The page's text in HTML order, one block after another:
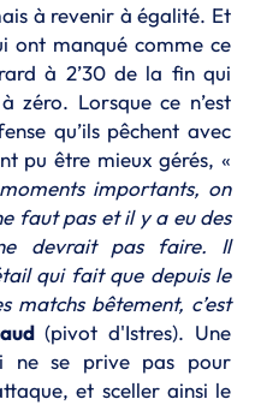
à revenir à égalité. Et
ont manqué comme ce
à 2’30 de la fin qui
zéro. Lorsque ce n’est
qu’ils pêchent avec
pu être mieux gérés, «
importants, on
faut pas et il y a eu des
devrait pas faire. Il
qui fait que depuis le
matchs bêtement, c’est
(pivot d'Istres). Une
ne se prive pas pour
et sceller ainsi le